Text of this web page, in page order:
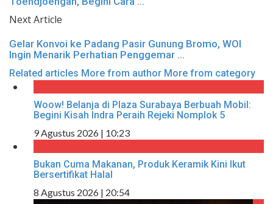
Next Article
Gelar Konvoi ke Padang Pasir Gunung Bromo, WOI
Ingin Menarik Perhatian Penggemar ...
Related articles More from author More from category
Woow! Belanja di Plaza Surabaya Berbuah Mobil:
Begini Kisah Indra Peraih Rejeki Nomplok 5
9 Agustus 2026 | 10:23
Bukan Cuma Makanan, Produk Keramik Kini Ikut
Bersertifikat Halal
8 Agustus 2026 | 20:54